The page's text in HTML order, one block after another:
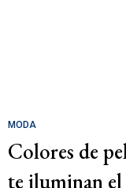
MODA
Colores de
te iluminan